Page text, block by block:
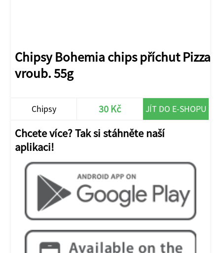
Chipsy Bohemia chips příchut Pizza
vroub. 55g
Chipsy 30 Kč JÍT DO E-SHOPU
Chcete více? Tak si stáhněte naší
aplikaci!